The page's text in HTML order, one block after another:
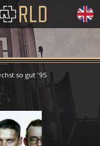
so gut '95